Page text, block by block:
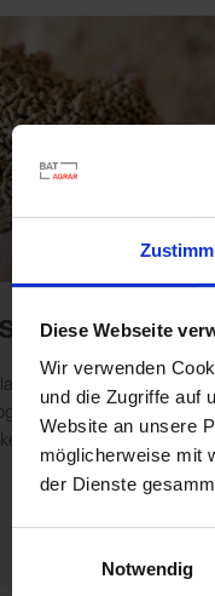
Diese Webseite
Wir verwenden
und die Zugriffe auf
Website an unsere
möglicherweise mit
der Dienste
Notwendig
af
online hos os og
vækst. Vi tilbyder hurtig
for dine dyr i dag!